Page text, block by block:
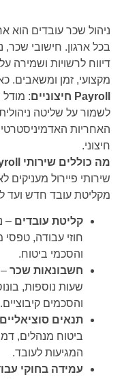
ניהול שכר עובדים הוא
בכל ארגון. חישובי שכר,
דיווח לרשויות ושמירה
מקצועי, זמן ומשאבים.
Payroll חיצוניים:
לשמור על שליטה
האחריות
חיצוני.
מה כוללים שירותי
שירותי פיירול
מקליטת עובד חדש ועד
קליטת עובדים –
חוזי עבודה, טפסי
והסכמי ביטוח.
חשבונאות שכר
שעות נוספות,
והסכמים קיבוציים.
תנאים סוציאליים
ביטוח מנהלים,
המגיעות לעובד.
עמידה בחוקי